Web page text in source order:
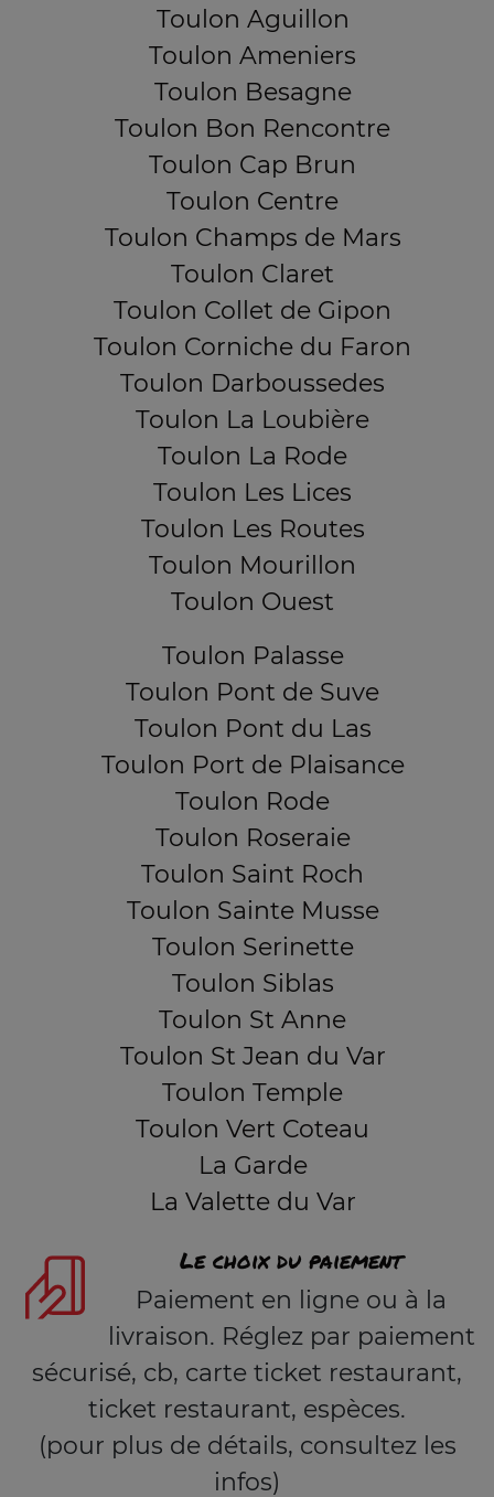
Toulon Aguillon
Toulon Ameniers
Toulon Besagne
Toulon Bon Rencontre
Toulon Cap Brun
Toulon Centre
Toulon Champs de Mars
Toulon Claret
Toulon Collet de Gipon
Toulon Corniche du Faron
Toulon Darboussedes
Toulon La Loubière
Toulon La Rode
Toulon Les Lices
Toulon Les Routes
Toulon Mourillon
Toulon Ouest
Toulon Palasse
Toulon Pont de Suve
Toulon Pont du Las
Toulon Port de Plaisance
Toulon Rode
Toulon Roseraie
Toulon Saint Roch
Toulon Sainte Musse
Toulon Serinette
Toulon Siblas
Toulon St Anne
Toulon St Jean du Var
Toulon Temple
Toulon Vert Coteau
La Garde
La Valette du Var
Le choix du paiement
Paiement en ligne ou à la
livraison. Réglez par paiement
sécurisé, cb, carte ticket restaurant,
ticket restaurant, espèces.
(pour plus de détails, consultez les
infos)